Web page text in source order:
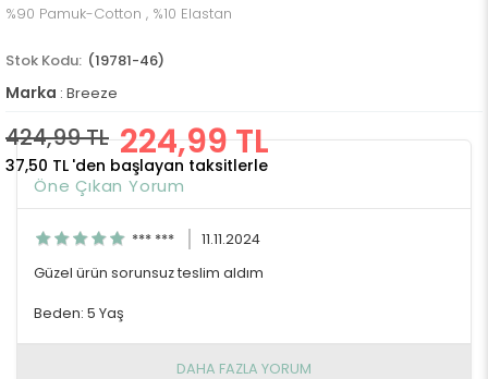
%90 Pamuk-Cotton , %10 Elastan
(19781-46)
Marka : Breeze
424,99 TL 224,99 TL
37,50 TL 'den başlayan taksitlerle
Öne Çıkan Yorum
*** ***
11.11.2024
Güzel ürün sorunsuz teslim aldım
Beden: 5 Yaş
DAHA FAZLA YORUM